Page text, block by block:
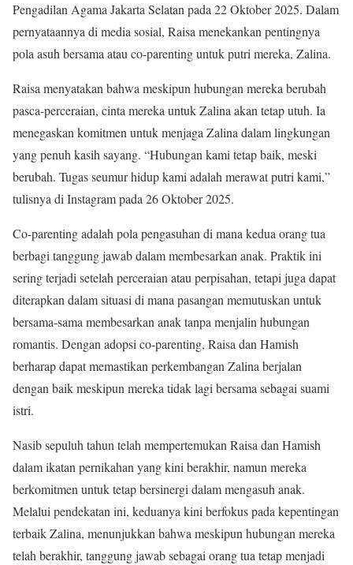
Pengadilan Agama Jakarta Selatan pada 22 Oktober 2025. Dalam
pernyataannya di media sosial, Raisa menekankan pentingnya
pola asuh bersama atau co-parenting untuk putri mereka, Zalina.
Raisa menyatakan bahwa meskipun hubungan mereka berubah
pasca-perceraian, cinta mereka untuk Zalina akan tetap utuh. Ia
menegaskan komitmen untuk menjaga Zalina dalam lingkungan
yang penuh kasih sayang. “Hubungan kami tetap baik, meski
berubah. Tugas seumur hidup kami adalah merawat putri kami,”
tulisnya di Instagram pada 26 Oktober 2025.
Co-parenting adalah pola pengasuhan di mana kedua orang tua
berbagi tanggung jawab dalam membesarkan anak. Praktik ini
sering terjadi setelah perceraian atau perpisahan, tetapi juga dapat
diterapkan dalam situasi di mana pasangan memutuskan untuk
bersama-sama membesarkan anak tanpa menjalin hubungan
romantis. Dengan adopsi co-parenting, Raisa dan Hamish
berharap dapat memastikan perkembangan Zalina berjalan
dengan baik meskipun mereka tidak lagi bersama sebagai suami
istri.
Nasib sepuluh tahun telah mempertemukan Raisa dan Hamish
dalam ikatan pernikahan yang kini berakhir, namun mereka
berkomitmen untuk tetap bersinergi dalam mengasuh anak.
Melalui pendekatan ini, keduanya kini berfokus pada kepentingan
terbaik Zalina, menunjukkan bahwa meskipun hubungan mereka
telah berakhir, tanggung jawab sebagai orang tua tetap menjadi